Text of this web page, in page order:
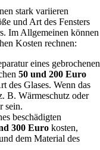
stark variieren
und Art des Fensters
Im Allgemeinen können
Kosten rechnen:
eines gebrochenen
50 und 200 Euro
des Glases. Wenn das
B. Wärmeschutz oder
sein.
beschädigten
300 Euro kosten,
dem Material des